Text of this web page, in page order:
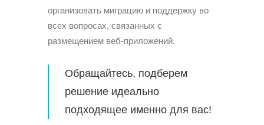
организовать миграцию и поддержку во
всех вопросах, связанных с
размещением веб-приложений.
Обращайтесь, подберем
решение идеально
подходящее именно для вас!